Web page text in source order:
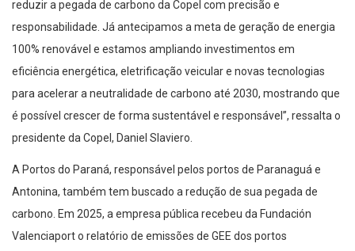
reduzir a pegada de carbono da Copel com precisão e
responsabilidade. Já antecipamos a meta de geração de energia
100% renovável e estamos ampliando investimentos em
eficiência energética, eletrificação veicular e novas tecnologias
para acelerar a neutralidade de carbono até 2030, mostrando que
é possível crescer de forma sustentável e responsável”, ressalta o
presidente da Copel, Daniel Slaviero.
A Portos do Paraná, responsável pelos portos de Paranaguá e
Antonina, também tem buscado a redução de sua pegada de
carbono. Em 2025, a empresa pública recebeu da Fundación
Valenciaport o relatório de emissões de GEE dos portos